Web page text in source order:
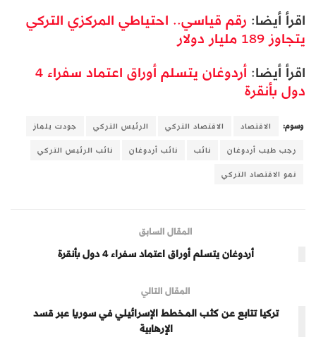
اقرأ أيضا: رقم قياسي.. احتياطي المركزي التركي
يتجاوز 189 مليار دولار
اقرأ أيضا:
أردوغان يتسلم أوراق اعتماد سفراء 4
دول بأنقرة
وسوم: الاقتصاد الاقتصاد التركي الرئيس التركي
جودت يلماز
رجب طيب أردوغان
نائب نائب أردوغان
نائب الرئيس التركي
نمو الاقتصاد التركي
المقال السابق
أردوغان يتسلم أوراق اعتماد سفراء 4 دول بأنقرة
المقال التالي
تركيا تتابع عن كثب المخطط الإسرائيلي في سوريا عبر قسد
الإرهابية